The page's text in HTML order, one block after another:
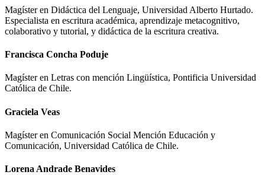
Magíster en Didáctica del Lenguaje, Universidad Alberto Hurtado.
Especialista en escritura académica, aprendizaje metacognitivo,
colaborativo y tutorial, y didáctica de la escritura creativa.
Francisca Concha Poduje
Magíster en Letras con mención Lingüística, Pontificia Universidad
Católica de Chile.
Graciela Veas
Magíster en Comunicación Social Mención Educación y
Comunicación, Universidad Católica de Chile.
Lorena Andrade Benavides